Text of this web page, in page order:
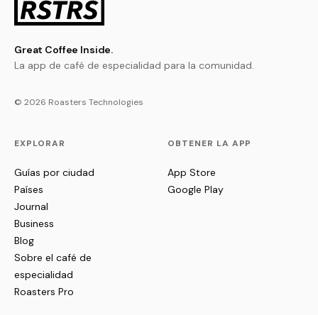
Great Coffee Inside.
La app de café de especialidad para la comunidad.
© 2026 Roasters Technologies
EXPLORAR
Guías por ciudad
Países
Journal
Business
Blog
Sobre el café de
especialidad
Roasters Pro
OBTENER LA APP
App Store
Google Play